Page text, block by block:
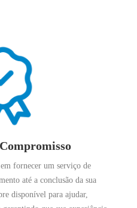
fornecer um serviço de
até a conclusão da sua
disponível para ajudar,